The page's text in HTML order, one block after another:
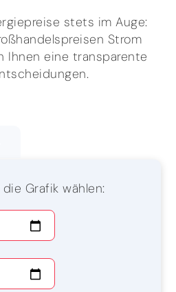
stets im Auge:
Strom
Ihnen eine transparente
Grafik wählen: